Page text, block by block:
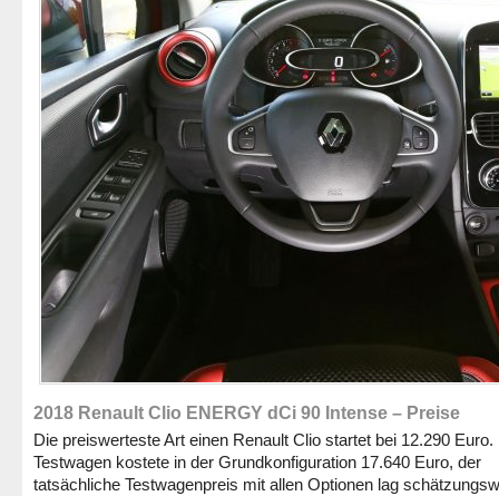
2018 Renault Clio ENERGY dCi 90 Intense – Preise
Die preiswerteste Art einen Renault Clio startet bei 12.290 Euro.
Testwagen kostete in der Grundkonfiguration 17.640 Euro, der
tatsächliche Testwagenpreis mit allen Optionen lag